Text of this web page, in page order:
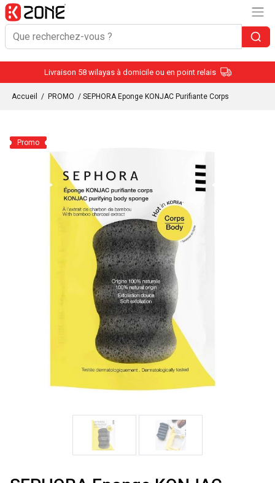
Livraison 58 wilayas à domicile ou en point relais
Accueil / PROMO / SEPHORA Eponge KONJAC Purifiante Corps
Promo